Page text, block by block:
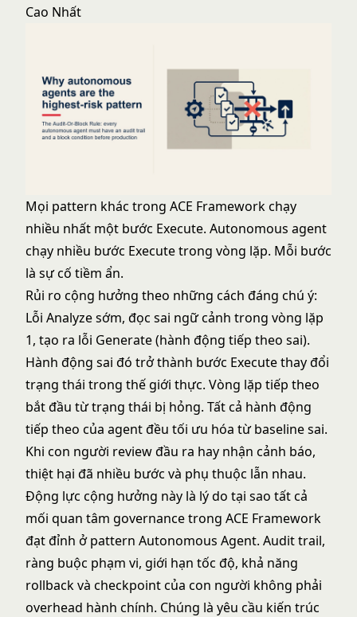
Cao Nhất
Mọi pattern khác trong ACE Framework chạy
nhiều nhất một bước Execute. Autonomous agent
chạy nhiều bước Execute trong vòng lặp. Mỗi bước
là sự cố tiềm ẩn.
Rủi ro cộng hưởng theo những cách đáng chú ý:
Lỗi Analyze sớm, đọc sai ngữ cảnh trong vòng lặp
1, tạo ra lỗi Generate (hành động tiếp theo sai).
Hành động sai đó trở thành bước Execute thay đổi
trạng thái trong thế giới thực. Vòng lặp tiếp theo
bắt đầu từ trạng thái bị hỏng. Tất cả hành động
tiếp theo của agent đều tối ưu hóa từ baseline sai.
Khi con người review đầu ra hay nhận cảnh báo,
thiệt hại đã nhiều bước và phụ thuộc lẫn nhau.
Động lực cộng hưởng này là lý do tại sao tất cả
mối quan tâm governance trong ACE Framework
đạt đỉnh ở pattern Autonomous Agent. Audit trail,
ràng buộc phạm vi, giới hạn tốc độ, khả năng
rollback và checkpoint của con người không phải
overhead hành chính. Chúng là yêu cầu kiến trúc